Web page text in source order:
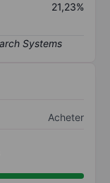
21,23%
Acheter